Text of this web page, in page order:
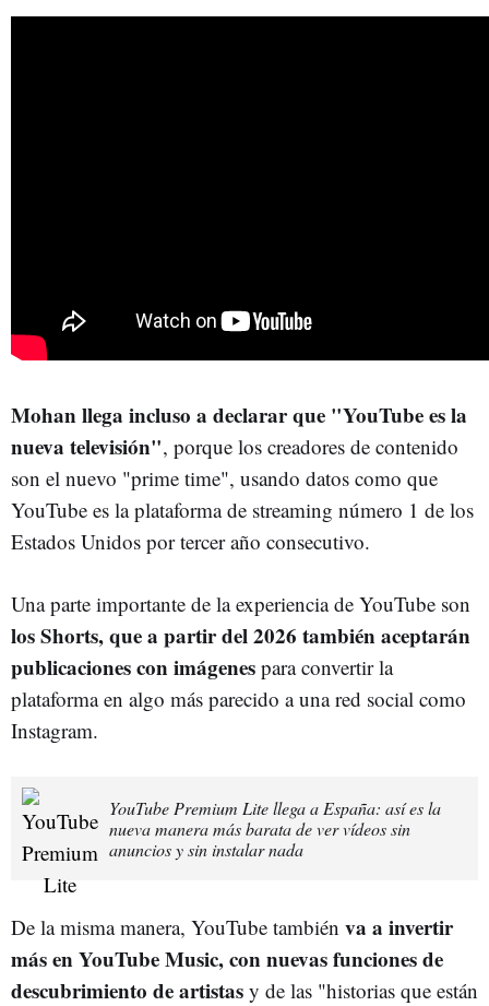
Mohan llega incluso a declarar que "YouTube es la
nueva televisión", porque los creadores de contenido
son el nuevo "prime time", usando datos como que
YouTube es la plataforma de streaming número 1 de los
Estados Unidos por tercer año consecutivo.
Una parte importante de la experiencia de YouTube son
los Shorts, que a partir del 2026 también aceptarán
publicaciones con imágenes para convertir la
plataforma en algo más parecido a una red social como
Instagram.
YouTube Premium Lite llega a España: así es la
nueva manera más barata de ver vídeos sin
anuncios y sin instalar nada
De la misma manera, YouTube también va a invertir
más en YouTube Music, con nuevas funciones de
descubrimiento de artistas y de las "historias que están